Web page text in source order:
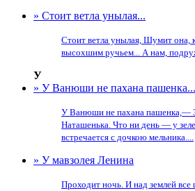
» Стоит ветла унылая...
Стоит ветла унылая, Шумит она,
высохшим ручьем... А нам,
У
» У Ванюши не пахана пашенка...
У Ванюши не пахана пашенка,—
Наташенька. Что ни день — у
встречается с дочкою мельника....
» У мавзолея Ленина
Проходит ночь. И над землей все